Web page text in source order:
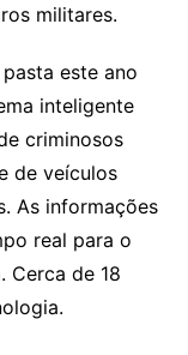
militares.
este ano
inteligente
criminosos
de veículos
As informações
real para o
Cerca de 18